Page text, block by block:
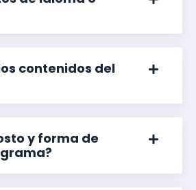
contenidos del
y forma de